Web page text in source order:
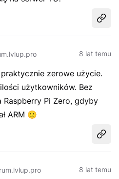
8 lat temu
zerowe użycie.
użytkowników. Bez
Raspberry Pi Zero, gdyby
ARM 🙁
8 lat temu